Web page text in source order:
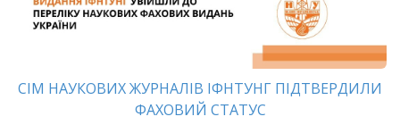
СІМ НАУКОВИХ ЖУРНАЛІВ ІФНТУНГ ПІДТВЕРДИЛИ
ФАХОВИЙ СТАТУС